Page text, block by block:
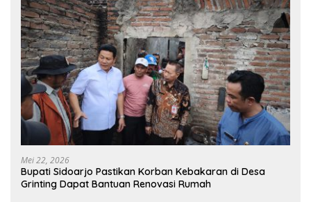
Mei 22, 2026
Bupati Sidoarjo Pastikan Korban Kebakaran di Desa
Grinting Dapat Bantuan Renovasi Rumah